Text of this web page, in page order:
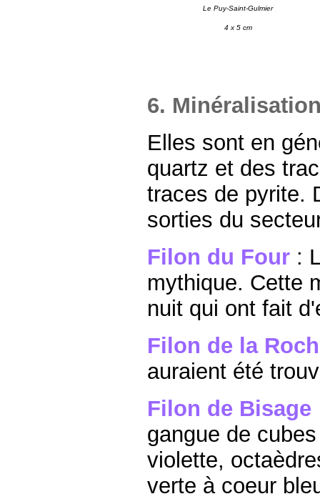
Le Puy-Saint-Gulmier
4 x 5 cm
6.
Elles sont en
quartz et des
traces de pyrite.
sorties du
Filon du Four :
mythique. Cette
nuit qui ont fait
Filon de la
auraient été
Filon de
gangue de
violette,
verte à coeur